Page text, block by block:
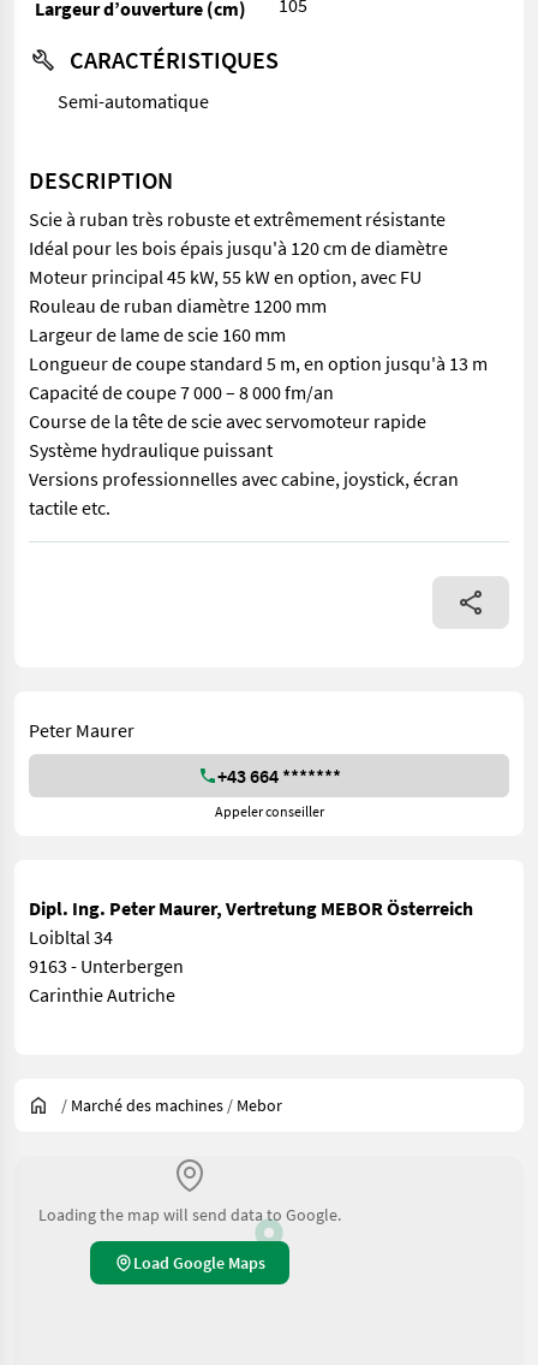
Largeur d’ouverture (cm)
105
CARACTÉRISTIQUES
Semi-automatique
DESCRIPTION
Scie à ruban très robuste et extrêmement résistante
Idéal pour les bois épais jusqu'à 120 cm de diamètre
Moteur principal 45 kW, 55 kW en option, avec FU
Rouleau de ruban diamètre 1200 mm
Largeur de lame de scie 160 mm
Longueur de coupe standard 5 m, en option jusqu'à 13 m
Capacité de coupe 7 000 – 8 000 fm/an
Course de la tête de scie avec servomoteur rapide
Système hydraulique puissant
Versions professionnelles avec cabine, joystick, écran
tactile etc.
Scie à ruban très robuste et extrêmement résistante Idéal
Peter Maurer
+43 664 *******
Appeler conseiller
Dipl. Ing. Peter Maurer, Vertretung MEBOR Österreich
Loibltal 34
9163 - Unterbergen
Carinthie Autriche
/ Marché des machines / Mebor
Loading the map will send data to Google.
Load Google Maps